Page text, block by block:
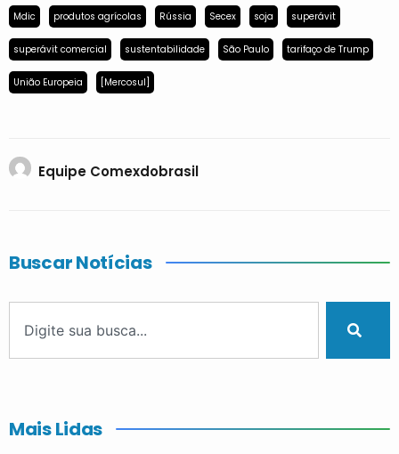
Mdic produtos agrícolas Rússia Secex soja superávit
superávit comercial sustentabilidade São Paulo tarifaço de Trump
União Europeia [Mercosul]
Equipe Comexdobrasil
Buscar Notícias
Mais Lidas